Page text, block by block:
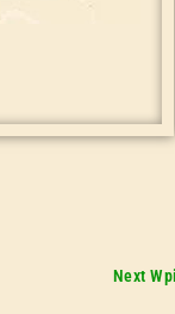
Next